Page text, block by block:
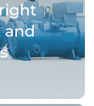
and